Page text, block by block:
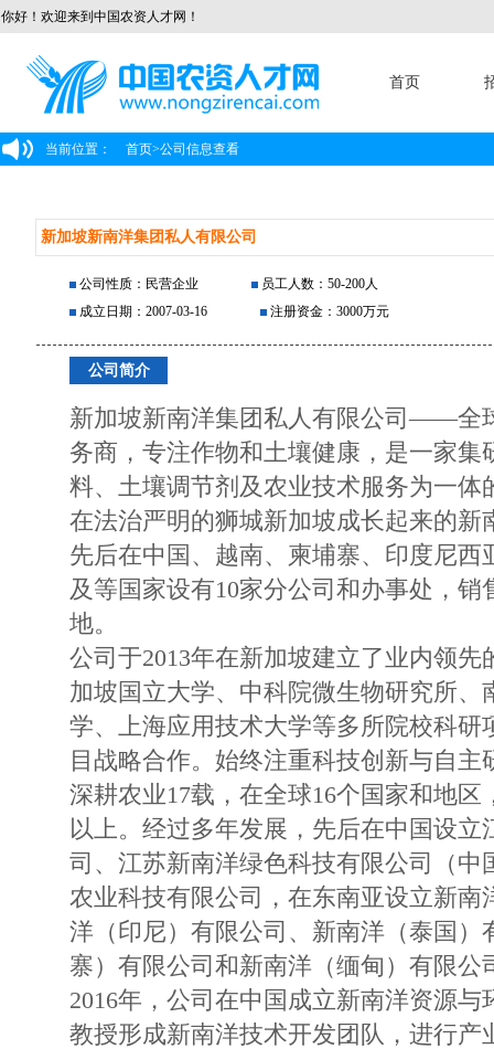
你好！欢迎来到中国农资人才网！
首页
当前位置： 首页>公司信息查看
新加坡新南洋集团私人有限公司
公司性质：民营企业
员工人数：50-200人
成立日期：2007-03-16
注册资金：3000万元
公司简介
新加坡新南洋集团私人有限公司——全
务商，专注作物和土壤健康，是一家集
料、土壤调节剂及农业技术服务为一体
在法治严明的狮城新加坡成长起来的新
先后在中国、越南、柬埔寨、印度尼
及等国家设有10家分公司和办事处，
地。
公司于2013年在新加坡建立了业内领
加坡国立大学、中科院微生物研究所
学、上海应用技术大学等多所院校科研
目战略合作。始终注重科技创新与自主
深耕农业17载，在全球16个国家和地区
以上。经过多年发展，先后在中国设
司、江苏新南洋绿色科技有限公司（中
农业科技有限公司，在东南亚设立新南
洋（印尼）有限公司、新南洋（泰国）
寨）有限公司和新南洋（缅甸）有限公
2016年，公司在中国成立新南洋资源
教授形成新南洋技术开发团队，进行产